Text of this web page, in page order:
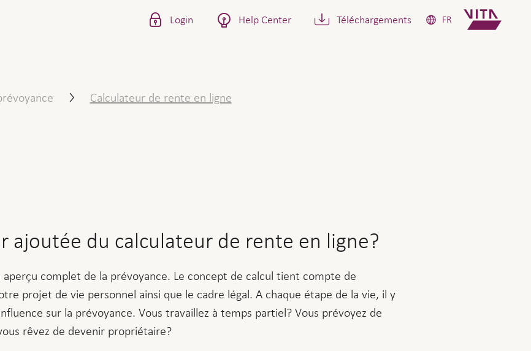
Login Help Center Téléchargements FR
Calculateur de rente en ligne
ajoutée du calculateur de rente en ligne?
complet de la prévoyance. Le concept de calcul tient compte de
projet de vie personnel ainsi que le cadre légal. A chaque étape de la vie, il y
sur la prévoyance. Vous travaillez à temps partiel? Vous prévoyez de
rêvez de devenir propriétaire?